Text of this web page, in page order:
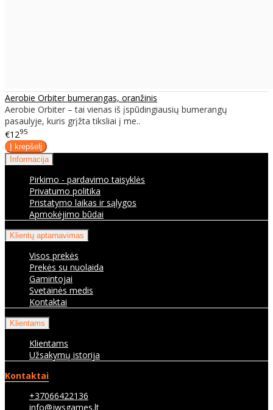
Aerobie Orbiter bumerangas, oranžinis
Aerobie Orbiter – tai vienas iš įspūdingiausių bumerangų
pasaulyje, kuris grįžta tiksliai į me..
€1295
Informacija
Pirkimo - pardavimo taisyklės
Privatumo politika
Pristatymo laikas ir sąlygos
Apmokėjimo būdai
Klientų aptarnavimas
Visos prekės
Prekės su nuolaida
Gamintojai
Svetainės medis
Kontaktai
Klientams
Klientams
Užsakymų istorija
Kontaktai
+37066422136
info@jwsgames.lt